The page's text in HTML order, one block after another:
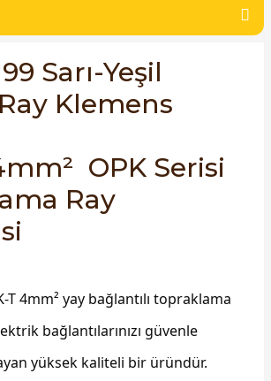
SIMATIC Yazılım Paketleri
Sarı-Yeşil
Klemens
OPK Serisi
Ray
T 4mm² yay bağlantılı topraklama
bağlantılarınızı güvenle
yüksek kaliteli bir üründür.